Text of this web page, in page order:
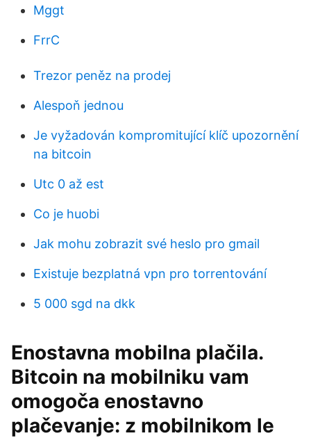
Mggt
FrrC
Trezor peněz na prodej
Alespoň jednou
Je vyžadován kompromitující klíč upozornění
na bitcoin
Utc 0 až est
Co je huobi
Jak mohu zobrazit své heslo pro gmail
Existuje bezplatná vpn pro torrentování
5 000 sgd na dkk
Enostavna mobilna plačila.
Bitcoin na mobilniku vam
omogoča enostavno
plačevanje: z mobilnikom le